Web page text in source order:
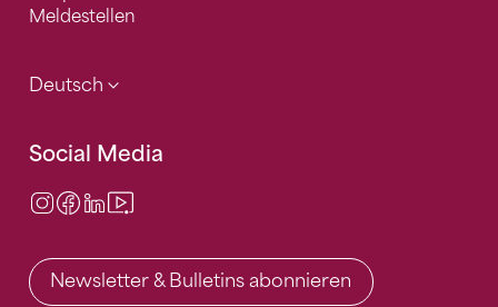
Meldestellen
Deutsch
Social Media
Instagram
Facebook
LinkedIn
Newsletter & Bulletins abonnieren